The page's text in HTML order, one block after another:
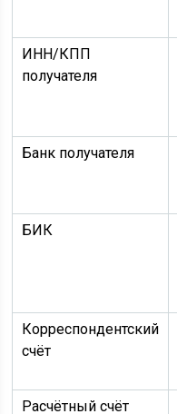
ИНН/КПП
получателя
Банк получателя
БИК
Корреспондентский
счёт
Расчётный счёт